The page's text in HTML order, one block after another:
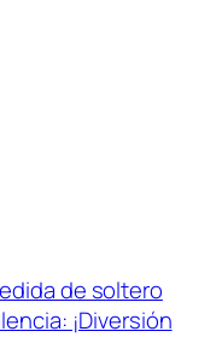
de soltero
¡Diversión